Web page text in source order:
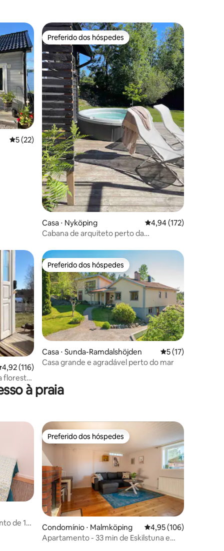
hóspedes
5 de uma avaliação média de 5, 22 avaliações
5 (22)
Preferido dos hóspedes
Preferido dos hóspedes
Casa ⋅ Nyköping 4,94 de uma avaliação
4,94 (172)
Cabana de arquiteto perto da
de uma avaliação média de 5, 116 avaliações
4,92 (116)
floresta
Preferido dos hóspedes
Preferido dos hóspedes
Casa ⋅ Sunda-Ramdalshöjden 5 de uma
5 (17)
Casa grande e agradável perto do mar
à praia
de 1
Preferido dos hóspedes
Preferido dos hóspedes
Condomínio ⋅ Malmköping 4,95 de uma avaliação
4,95 (106)
Apartamento - 33 min de Eskilstuna e